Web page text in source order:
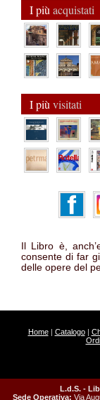
I più acquistati
I più visitati
Il Libro è,
consente di far
delle opere del
Home| Catalogo|
L.d.S. -
Sede Operativa: Via